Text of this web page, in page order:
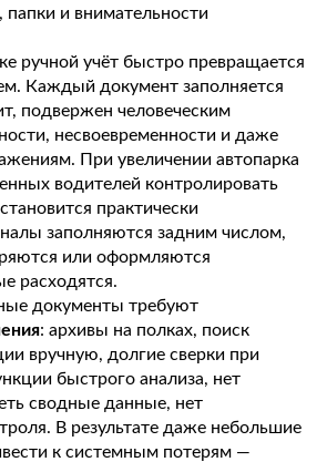
папки и внимательности
ручной учёт быстро превращается
Каждый документ заполняется
подвержен человеческим
несвоевременности и даже
При увеличении автопарка
водителей контролировать
практически
заполняются задним числом,
или оформляются
расходятся.
документы требуют
: архивы на полках, поиск
вручную, долгие сверки при
быстрого анализа, нет
сводные данные, нет
В результате даже небольшие
к системным потерям —